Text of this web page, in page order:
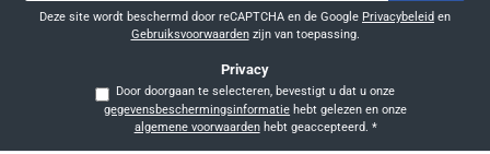
Deze site wordt beschermd door reCAPTCHA en de Google Privacybeleid en
Gebruiksvoorwaardenzijn van toepassing.
Privacy
Door doorgaan te selecteren, bevestigt u dat u onze
gegevensbeschermingsinformatie
algemene voorwaardenhebt geaccepteerd. *